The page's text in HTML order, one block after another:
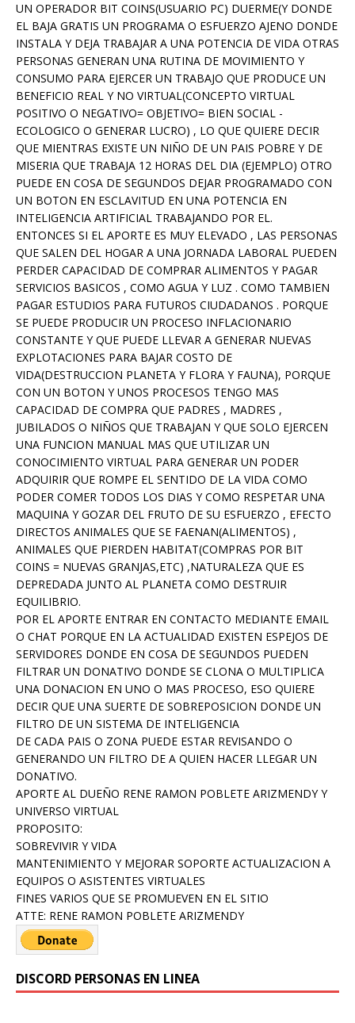
UN OPERADOR BIT COINS(USUARIO PC) DUERME(Y DONDE
EL BAJA GRATIS UN PROGRAMA O ESFUERZO AJENO DONDE
INSTALA Y DEJA TRABAJAR A UNA POTENCIA DE VIDA OTRAS
PERSONAS GENERAN UNA RUTINA DE MOVIMIENTO Y
CONSUMO PARA EJERCER UN TRABAJO QUE PRODUCE UN
BENEFICIO REAL Y NO VIRTUAL(CONCEPTO VIRTUAL
POSITIVO O NEGATIVO= OBJETIVO= BIEN SOCIAL -
ECOLOGICO O GENERAR LUCRO) , LO QUE QUIERE DECIR
QUE MIENTRAS EXISTE UN NIÑO DE UN PAIS POBRE Y DE
MISERIA QUE TRABAJA 12 HORAS DEL DIA (EJEMPLO) OTRO
PUEDE EN COSA DE SEGUNDOS DEJAR PROGRAMADO CON
UN BOTON EN ESCLAVITUD EN UNA POTENCIA EN
INTELIGENCIA ARTIFICIAL TRABAJANDO POR EL.
ENTONCES SI EL APORTE ES MUY ELEVADO , LAS PERSONAS
QUE SALEN DEL HOGAR A UNA JORNADA LABORAL PUEDEN
PERDER CAPACIDAD DE COMPRAR ALIMENTOS Y PAGAR
SERVICIOS BASICOS , COMO AGUA Y LUZ . COMO TAMBIEN
PAGAR ESTUDIOS PARA FUTUROS CIUDADANOS . PORQUE
SE PUEDE PRODUCIR UN PROCESO INFLACIONARIO
CONSTANTE Y QUE PUEDE LLEVAR A GENERAR NUEVAS
EXPLOTACIONES PARA BAJAR COSTO DE
VIDA(DESTRUCCION PLANETA Y FLORA Y FAUNA), PORQUE
CON UN BOTON Y UNOS PROCESOS TENGO MAS
CAPACIDAD DE COMPRA QUE PADRES , MADRES ,
JUBILADOS O NIÑOS QUE TRABAJAN Y QUE SOLO EJERCEN
UNA FUNCION MANUAL MAS QUE UTILIZAR UN
CONOCIMIENTO VIRTUAL PARA GENERAR UN PODER
ADQUIRIR QUE ROMPE EL SENTIDO DE LA VIDA COMO
PODER COMER TODOS LOS DIAS Y COMO RESPETAR UNA
MAQUINA Y GOZAR DEL FRUTO DE SU ESFUERZO , EFECTO
DIRECTOS ANIMALES QUE SE FAENAN(ALIMENTOS) ,
ANIMALES QUE PIERDEN HABITAT(COMPRAS POR BIT
COINS = NUEVAS GRANJAS,ETC) ,NATURALEZA QUE ES
DEPREDADA JUNTO AL PLANETA COMO DESTRUIR
EQUILIBRIO.
POR EL APORTE ENTRAR EN CONTACTO MEDIANTE EMAIL
O CHAT PORQUE EN LA ACTUALIDAD EXISTEN ESPEJOS DE
SERVIDORES DONDE EN COSA DE SEGUNDOS PUEDEN
FILTRAR UN DONATIVO DONDE SE CLONA O MULTIPLICA
UNA DONACION EN UNO O MAS PROCESO, ESO QUIERE
DECIR QUE UNA SUERTE DE SOBREPOSICION DONDE UN
FILTRO DE UN SISTEMA DE INTELIGENCIA
DE CADA PAIS O ZONA PUEDE ESTAR REVISANDO O
GENERANDO UN FILTRO DE A QUIEN HACER LLEGAR UN
DONATIVO.
APORTE AL DUEÑO RENE RAMON POBLETE ARIZMENDY Y
UNIVERSO VIRTUAL
PROPOSITO:
SOBREVIVIR Y VIDA
MANTENIMIENTO Y MEJORAR SOPORTE ACTUALIZACION A
EQUIPOS O ASISTENTES VIRTUALES
FINES VARIOS QUE SE PROMUEVEN EN EL SITIO
ATTE: RENE RAMON POBLETE ARIZMENDY
DISCORD PERSONAS EN LINEA